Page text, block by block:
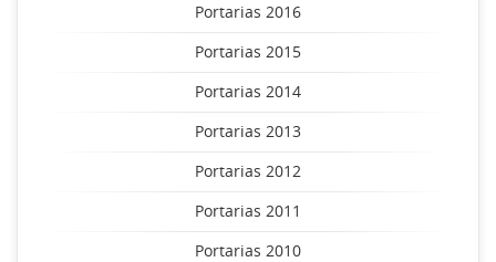
Portarias 2016
Portarias 2015
Portarias 2014
Portarias 2013
Portarias 2012
Portarias 2011
Portarias 2010